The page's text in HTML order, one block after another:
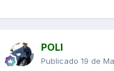
POLI
Publicado 19 de